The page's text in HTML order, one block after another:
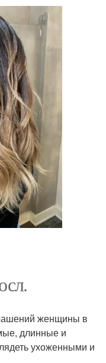
женщины в
длинные и
ухоженными и